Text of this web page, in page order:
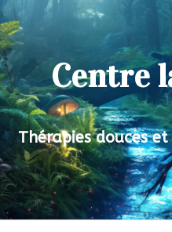
Centre
Thérapies douces